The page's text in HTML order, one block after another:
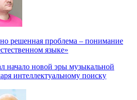
решенная проблема – понимание
языке»
начало новой эры музыкальной
интеллектуальному поиску